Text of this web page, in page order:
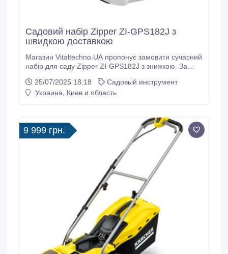
Садовий набір Zipper ZI-GPS182J з
швидкою доставкою
Магазин Vitaltechno.UA пропонує замовити сучасний
набір для саду Zipper ZI-GPS182J з знижкою. За
зможете доглядати за клумбами, газонами,
деревами, чагарниками. Виконує три функції -
25/07/2025 18:18
Садовый инструмент
Украина, Киев и область
9 999 грн.